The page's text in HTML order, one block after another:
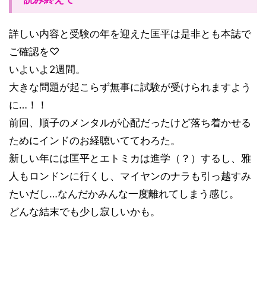
詳しい内容と受験の年を迎えた匡平は是非とも本誌で
ご確認を♡
いよいよ 2週間。
大きな問題が起こらず無事に試験が受けられますよう
に… ！！
前回、順子のメンタルが心配だったけど落ち着かせる
ためにインドのお経聴いててわろた。
新しい年には匡平とエトミカは進学（？）するし、雅
人もロンドンに行くし、マイヤンのナラも引っ越すみ
たいだし…なんだかみんな一度離れてしまう感じ。
どんな結末でも少し寂しいかも。